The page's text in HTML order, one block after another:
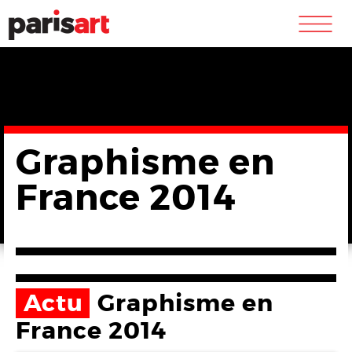
m
Graphisme en
France 2014
Actu Graphisme en
France 2014